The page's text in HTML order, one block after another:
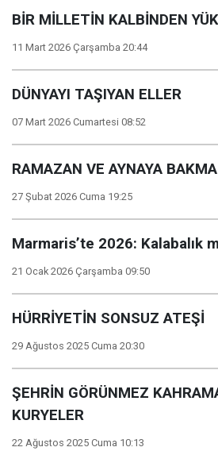
BİR MİLLETİN KALBİNDEN
11 Mart 2026 Çarşamba 20:44
DÜNYAYI TAŞIYAN ELLER
07 Mart 2026 Cumartesi 08:52
RAMAZAN VE AYNAYA
27 Şubat 2026 Cuma 19:25
Marmaris’te 2026: Kalabalık
21 Ocak 2026 Çarşamba 09:50
HÜRRİYETİN SONSUZ ATEŞİ
29 Ağustos 2025 Cuma 20:30
ŞEHRİN GÖRÜNMEZ
KURYELER
22 Ağustos 2025 Cuma 10:13